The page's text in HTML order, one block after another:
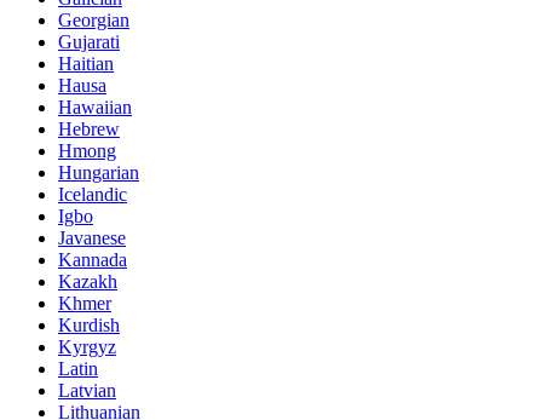
Georgian
Gujarati
Haitian
Hausa
Hawaiian
Hebrew
Hmong
Hungarian
Icelandic
Igbo
Javanese
Kannada
Kazakh
Khmer
Kurdish
Kyrgyz
Latin
Latvian
Lithuanian